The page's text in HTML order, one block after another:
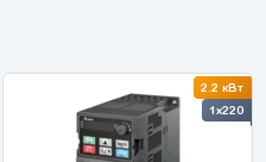
2.2 кВт
1x220